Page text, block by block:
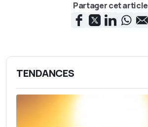
Partager cet article
TENDANCES